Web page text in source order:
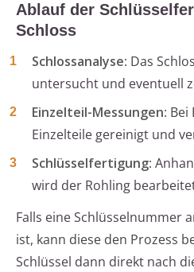
Ablauf der
Schloss
Schlossanalyse: Das
untersucht und eventuell
Einzelteil-Messungen:
Einzelteile gereinigt und
Schlüsselfertigung:
wird der Rohling
Falls eine Schlüsselnummer
ist, kann diese den Prozess
Schlüssel dann direkt nach